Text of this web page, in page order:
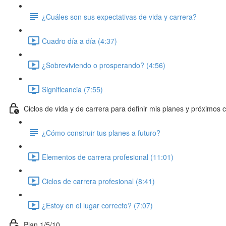
¿Cuáles son sus expectativas de vida y carrera?
Cuadro día a día (4:37)
¿Sobreviviendo o prosperando? (4:56)
Significancia (7:55)
Ciclos de vida y de carrera para definir mis planes y próximos
¿Cómo construir tus planes a futuro?
Elementos de carrera profesional (11:01)
Ciclos de carrera profesional (8:41)
¿Estoy en el lugar correcto? (7:07)